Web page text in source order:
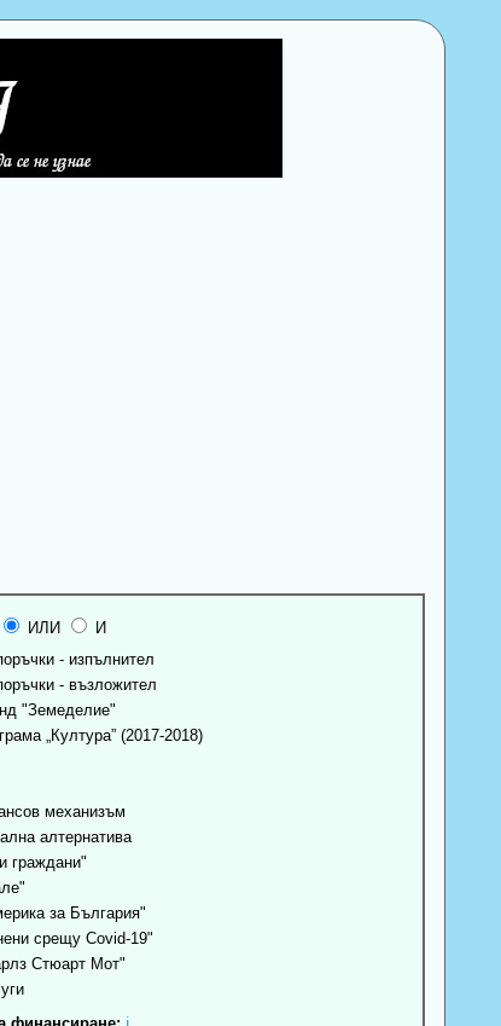
ИЛИ
И
- изпълнител
- възложител
"Земеделие"
„Култура” (2017-2018)
механизъм
алтернатива
граждани"
за България"
срещу Covid-19"
Стюарт Мот"